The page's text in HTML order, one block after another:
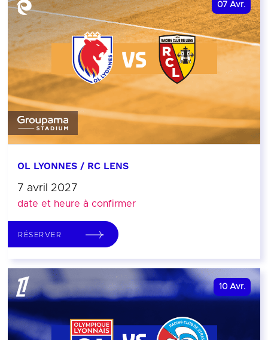
07 Avr.
OL LYONNES / RC LENS
7 avril 2027
date et heure à confirmer
RÉSERVER
10 Avr.